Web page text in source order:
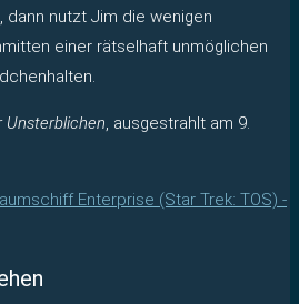
nutzt Jim die wenigen
einer rätselhaft unmöglichen
Unsterblichen, ausgestrahlt am 9.
Enterprise (Star Trek: TOS) -